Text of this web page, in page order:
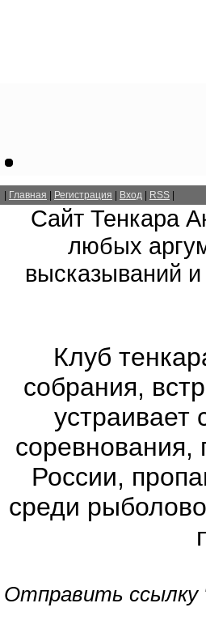
Главная Регистрация Вход RSS
Сайт Тенкара
любых
высказываний и
Клуб
собрания,
соревнования,
России,
среди
Отправить